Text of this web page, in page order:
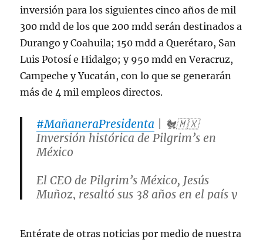
inversión para los siguientes cinco años de mil
300 mdd de los que 200 mdd serán destinados a
Durango y Coahuila; 150 mdd a Querétaro, San
Luis Potosí e Hidalgo; y 950 mdd en Veracruz,
Campeche y Yucatán, con lo que se generarán
más de 4 mil empleos directos.
#MañaneraPresidenta | 🐔🇲🇽
Inversión histórica de Pilgrim’s en
México
El CEO de Pilgrim’s México, Jesús
Muñoz, resaltó sus 38 años en el país y
💰 200 mdd en Durango y Coahuila
Entérate de otras noticias por medio de nuestra